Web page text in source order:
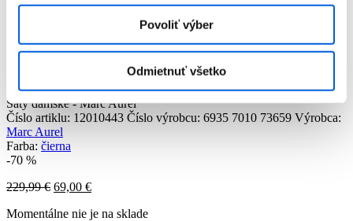
Povoliť výber
Odmietnuť všetko
Dámska móda
Šaty dámske - Marc Aurel
Šaty dámske - Marc Aurel
Číslo artiklu: 12010443 Číslo výrobcu: 6935 7010 73659 Výrobca:
Marc Aurel
Farba: čierna
-70 %
229,99€ 69,00 €
Momentálne nie je na sklade